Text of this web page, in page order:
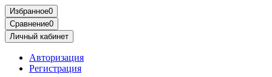
Избранное0
Сравнение0
Личный кабинет
Авторизация
Регистрация